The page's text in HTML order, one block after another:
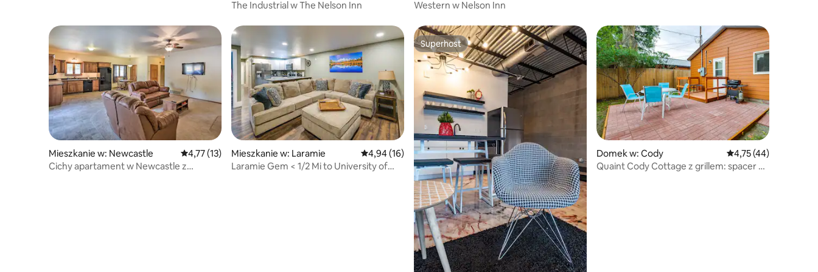
The Industrial w The Nelson Inn
Western w Nelson Inn
Mieszkanie w: Newcastle Średnia ocena: 4,77 na 5, liczba recenzji: 13
4,77 (13)
Cichy apartament w Newcastle z
Mieszkanie w: Laramie Średnia ocena: 4,94 na 5, liczba recenzji: 16
4,94 (16)
Laramie Gem < 1/2 Mi to University of
Superhost
Superhost
Domek w: Cody Średnia ocena: 4,75
4,75 (44)
Quaint Cody Cottage z grillem: spacer do